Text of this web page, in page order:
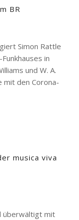
BR
Simon Rattle
in
und W. A.
mit den Corona-
musica viva
überwältigt mit